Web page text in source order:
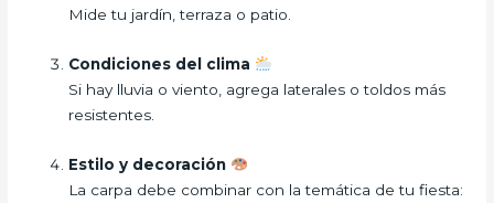
Mide tu jardín, terraza o patio.
Condiciones del clima
Si hay lluvia o viento, agrega laterales o toldos más
resistentes.
Estilo y decoración
La carpa debe combinar con la temática de tu fiesta: